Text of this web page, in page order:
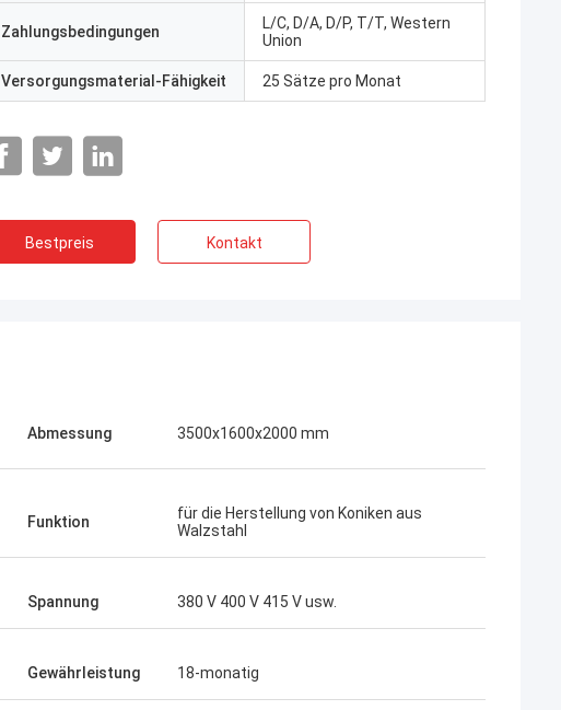
Zahlungsbedingungen
L/C, D/A, D/P, T/T, Western
Union
Versorgungsmaterial-Fähigkeit 25 Sätze pro Monat
Bestpreis Kontakt
Abmessung 3500x1600x2000 mm
Funktion
für die Herstellung von Koniken aus
Walzstahl
Spannung 380 V 400 V 415 V usw.
Gewährleistung 18-monatig